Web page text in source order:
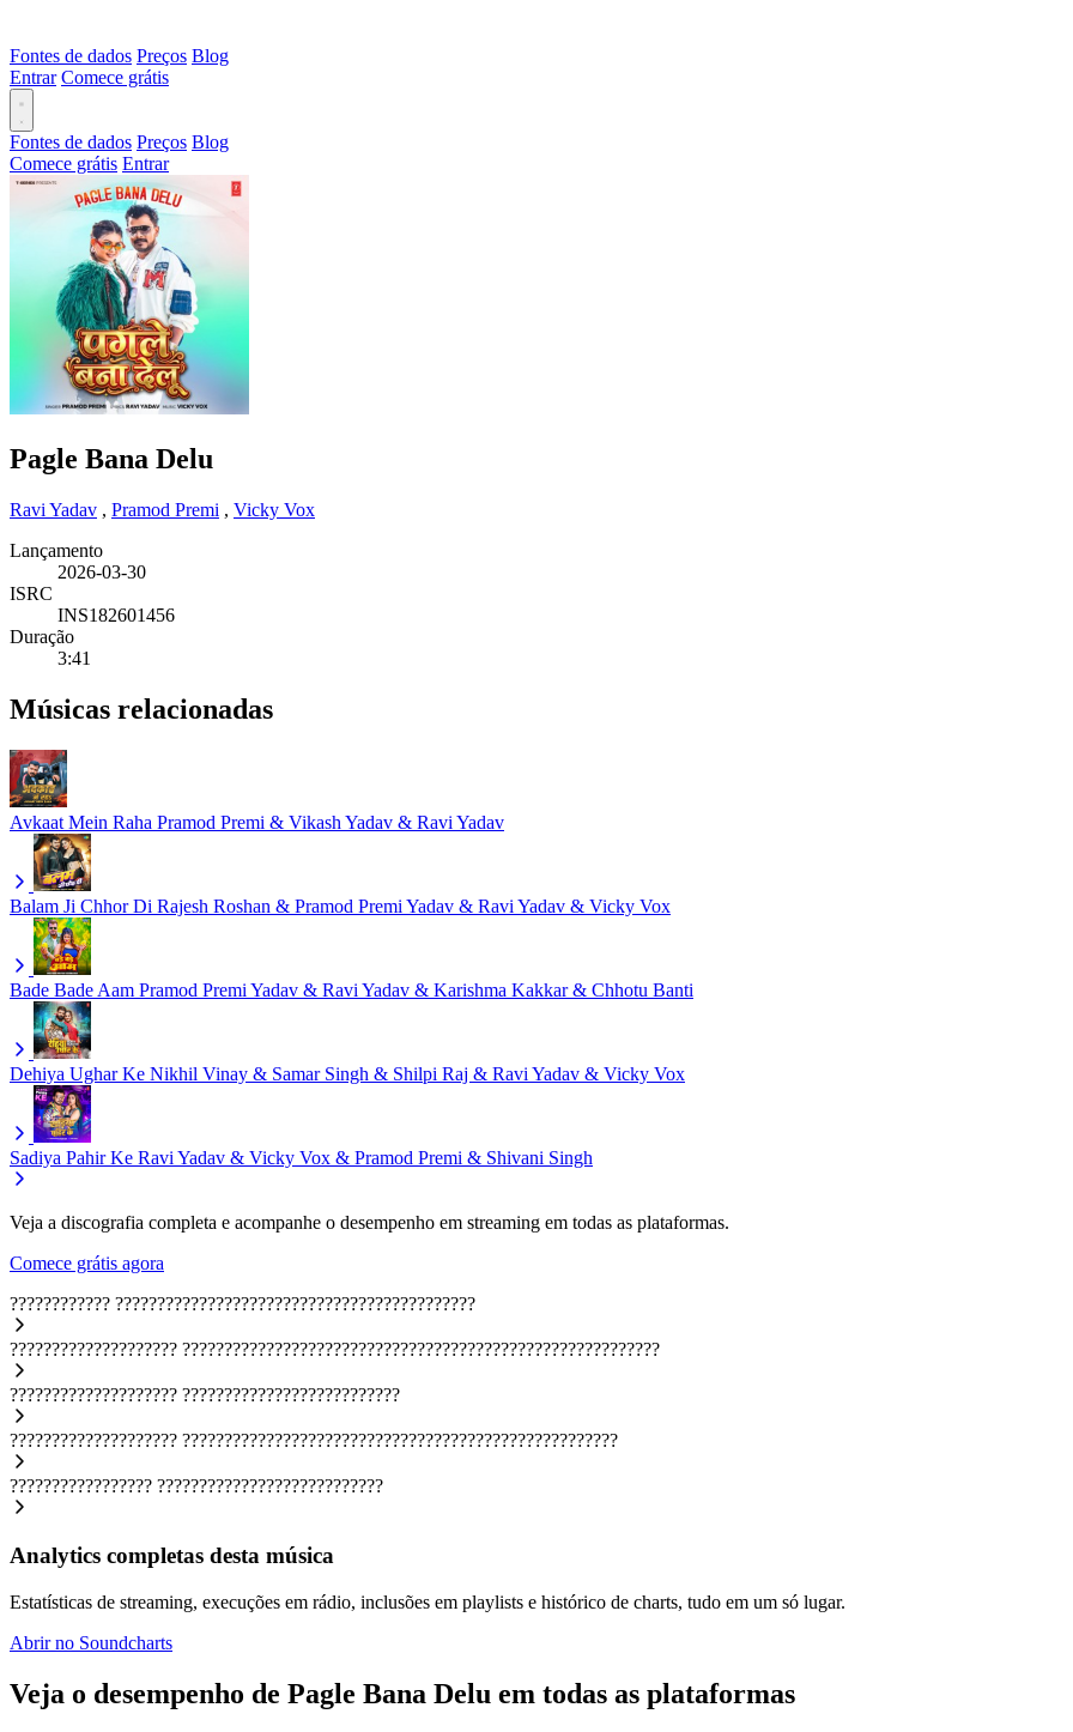
Fontes de dados Preços Blog
Entrar Comece grátis
Fontes de dados Preços Blog
Comece grátis Entrar
Pagle Bana Delu
Ravi Yadav , Pramod Premi , Vicky Vox
Lançamento
2026-03-30
ISRC
INS182601456
Duração
3:41
Músicas relacionadas
Avkaat Mein Raha Pramod Premi & Vikash Yadav & Ravi Yadav
Balam Ji Chhor Di Rajesh Roshan & Pramod Premi Yadav & Ravi Yadav & Vicky Vox
Bade Bade Aam Pramod Premi Yadav & Ravi Yadav & Karishma Kakkar & Chhotu Banti
Dehiya Ughar Ke Nikhil Vinay & Samar Singh & Shilpi Raj & Ravi Yadav & Vicky Vox
Sadiya Pahir Ke Ravi Yadav & Vicky Vox & Pramod Premi & Shivani Singh
Veja a discografia completa e acompanhe o desempenho em streaming em todas as plataformas.
Comece grátis agora
???????????? ???????????????????????????????????????????
???????????????????? ?????????????????????????????????????????????????????????
???????????????????? ??????????????????????????
???????????????????? ????????????????????????????????????????????????????
????????????????? ???????????????????????????
Analytics completas desta música
Estatísticas de streaming, execuções em rádio, inclusões em playlists e histórico de charts, tudo em um só lugar.
Abrir no Soundcharts
Veja o desempenho de Pagle Bana Delu em todas as plataformas